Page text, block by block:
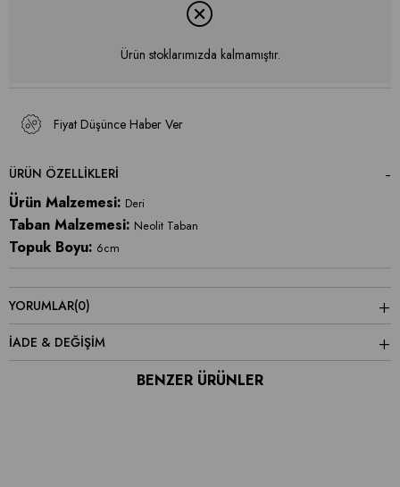
Ürün stoklarımızda kalmamıştır.
Fiyat Düşünce Haber Ver
ÜRÜN ÖZELLIKLERI
Ürün Malzemesi: Deri
Taban Malzemesi: Neolit Taban
Topuk Boyu: 6cm
YORUMLAR(0)
İADE & DEĞİŞİM
BENZER ÜRÜNLER